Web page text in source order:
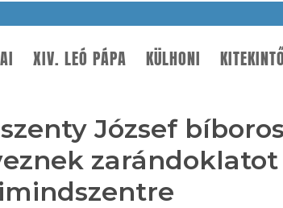
XIV. LEÓ PÁPA KÜLHONI KITEKINTŐ
József
zarándoklatot